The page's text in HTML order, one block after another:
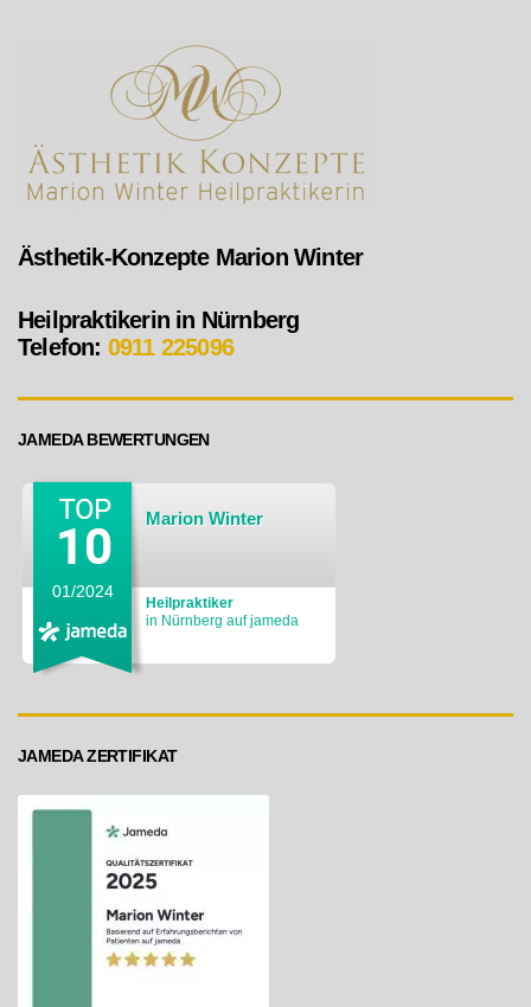
Ästhetik-Konzepte Marion Winter
Heilpraktikerin in Nürnberg
Telefon: 0911 225096
JAMEDA BEWERTUNGEN
Marion Winter
Heilpraktiker
in Nürnberg auf jameda
01/2024
JAMEDA ZERTIFIKAT